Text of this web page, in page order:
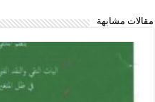
مقالات مشابهة